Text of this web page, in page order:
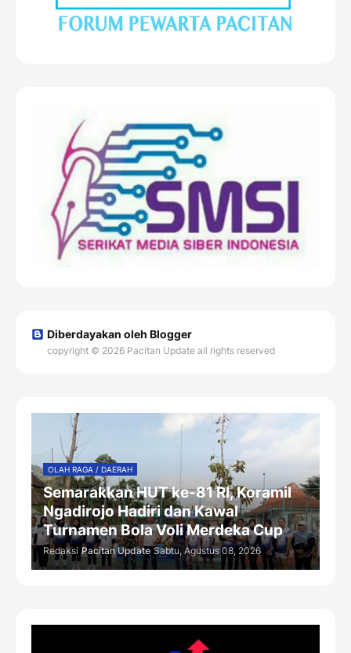
Diberdayakan oleh Blogger
copyright © 2026 Pacitan Update all rights reserved
OLAH RAGA / DAERAH
Semarakkan HUT ke-81 RI, Koramil
Ngadirojo Hadiri dan Kawal
Turnamen Bola Voli Merdeka Cup
Redaksi Pacitan Update Sabtu, Agustus 08, 2026